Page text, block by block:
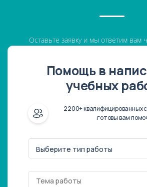
Оставьте заявку и мы ответим вам
Помощь в
учебных
2200+ квалифицированных
готовы вам